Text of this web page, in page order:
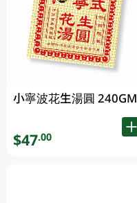
小寧波花生湯圓 240GM
$47.00